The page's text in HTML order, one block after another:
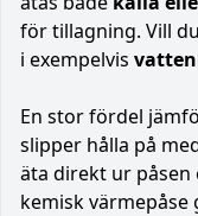
för tillagning. Vill
i exempelvis
En stor fördel
slipper hålla på
äta direkt ur påsen
kemisk